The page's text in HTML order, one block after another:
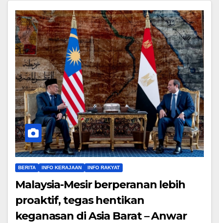
BERITA INFO KERAJAAN INFO RAKYAT
Malaysia-Mesir berperanan lebih
proaktif, tegas hentikan
keganasan di Asia Barat – Anwar